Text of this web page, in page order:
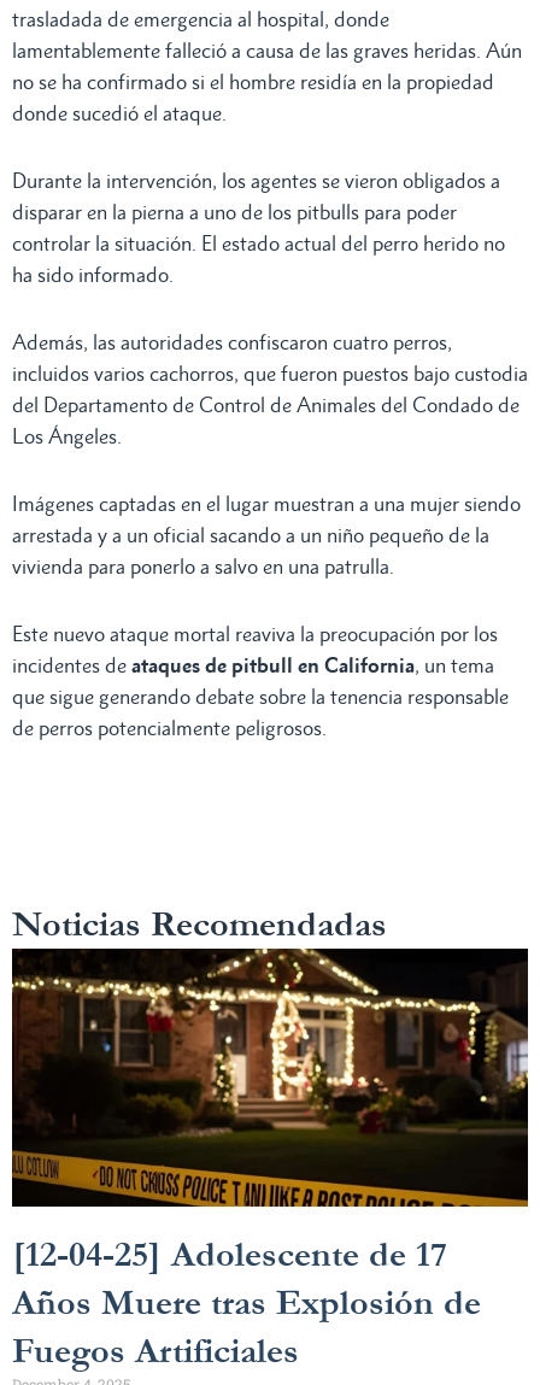
trasladada de emergencia al hospital, donde
lamentablemente falleció a causa de las graves heridas. Aún
no se ha confirmado si el hombre residía en la propiedad
donde sucedió el ataque.
Durante la intervención, los agentes se vieron obligados a
disparar en la pierna a uno de los pitbulls para poder
controlar la situación. El estado actual del perro herido no
ha sido informado.
Además, las autoridades confiscaron cuatro perros,
incluidos varios cachorros, que fueron puestos bajo custodia
del Departamento de Control de Animales del Condado de
Los Ángeles.
Imágenes captadas en el lugar muestran a una mujer siendo
arrestada y a un oficial sacando a un niño pequeño de la
vivienda para ponerlo a salvo en una patrulla.
Este nuevo ataque mortal reaviva la preocupación por los
incidentes de ataques de pitbull en California, un tema
que sigue generando debate sobre la tenencia responsable
de perros potencialmente peligrosos.
Noticias Recomendadas
[12-04-25] Adolescente de 17
Años Muere tras Explosión de
Fuegos Artificiales